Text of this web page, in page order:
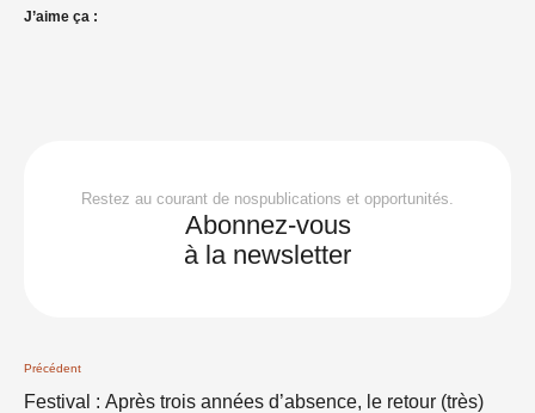
J’aime ça :
Restez au courant de nospublications et opportunités.
Abonnez-vous
à la newsletter
Précédent
Festival : Après trois années d’absence, le retour (très)